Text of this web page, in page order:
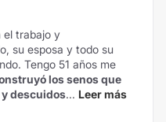
el trabajo y
su esposa y todo su
Tengo 51 años me
los senos que
descuidos... Leer más